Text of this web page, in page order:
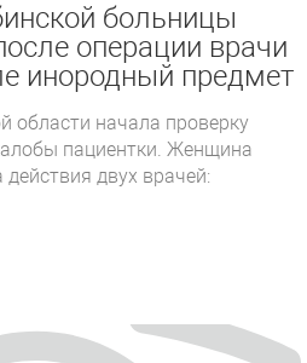
больницы
операции врачи
инородный предмет
области начала проверку
пациентки. Женщина
двух врачей: